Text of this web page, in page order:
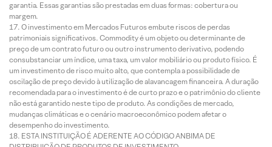
garantia. Essas garantias são prestadas em duas formas: cobertura ou
margem.
O investimento em Mercados Futuros embute riscos de perdas
patrimoniais significativos. Commodity é um objeto ou determinante de
preço de um contrato futuro ou outro instrumento derivativo, podendo
consubstanciar um índice, uma taxa, um valor mobiliário ou produto físico. É
um investimento de risco muito alto, que contempla a possibilidade de
oscilação de preço devido à utilização de alavancagem financeira. A duração
recomendada para o investimento é de curto prazo e o patrimônio do cliente
não está garantido neste tipo de produto. As condições de mercado,
mudanças climáticas e o cenário macroeconômico podem afetar o
desempenho do investimento.
ESTA INSTITUIÇÃO É ADERENTE AO CÓDIGO ANBIMA DE